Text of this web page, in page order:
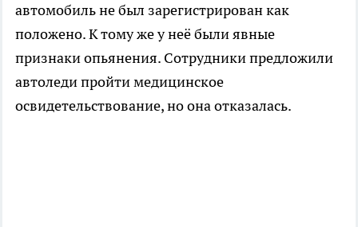
автомобиль не был зарегистрирован как
положено. К тому же у неё были явные
признаки опьянения. Сотрудники предложили
автоледи пройти медицинское
освидетельствование, но она отказалась.